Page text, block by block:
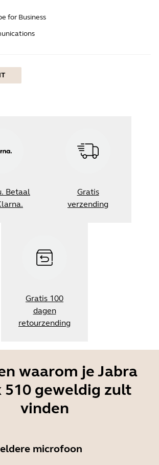
for Business
Betaal
Gratis
verzending
Gratis 100
dagen
retourzending
waarom je Jabra
510 geweldig zult
vinden
microfoon